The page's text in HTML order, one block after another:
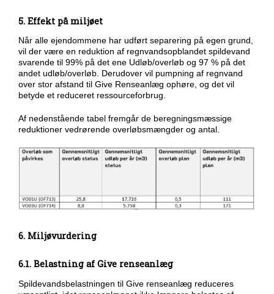
5. Effekt på miljøet
Når alle ejendommene har udført separering på egen grund,
vil der være en reduktion af regnvandsopblandet spildevand
svarende til 99% på det ene Udløb/overløb og 97 % på det
andet udløb/overløb. Derudover vil pumpning af regnvand
over stor afstand til Give Renseanlæg ophøre, og det vil
betyde et reduceret ressourceforbrug.
Af nedenstående tabel fremgår de beregningsmæssige
reduktioner vedrørende overløbsmængder og antal.
6. Miljøvurdering
6.1. Belastning af Give renseanlæg
Spildevandsbelastningen til Give renseanlæg reduceres